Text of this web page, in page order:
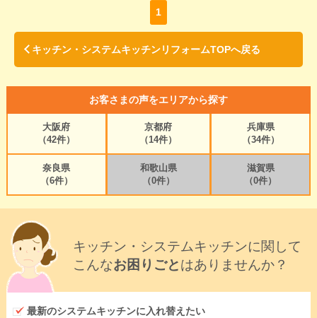
1
キッチン・システムキッチンリフォームTOPへ戻る
お客さまの声をエリアから探す
大阪府
（42件）
京都府
（14件）
兵庫県
（34件）
奈良県
（6件）
和歌山県
（0件）
滋賀県
（0件）
キッチン・システムキッチンに関して
こんなお困りごとはありませんか？
最新のシステムキッチンに入れ替えたい